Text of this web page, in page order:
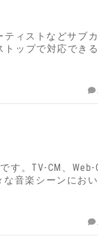
ィストなどサブ
ップで対応でき
。TV-CM、Web-
音楽シーンにお